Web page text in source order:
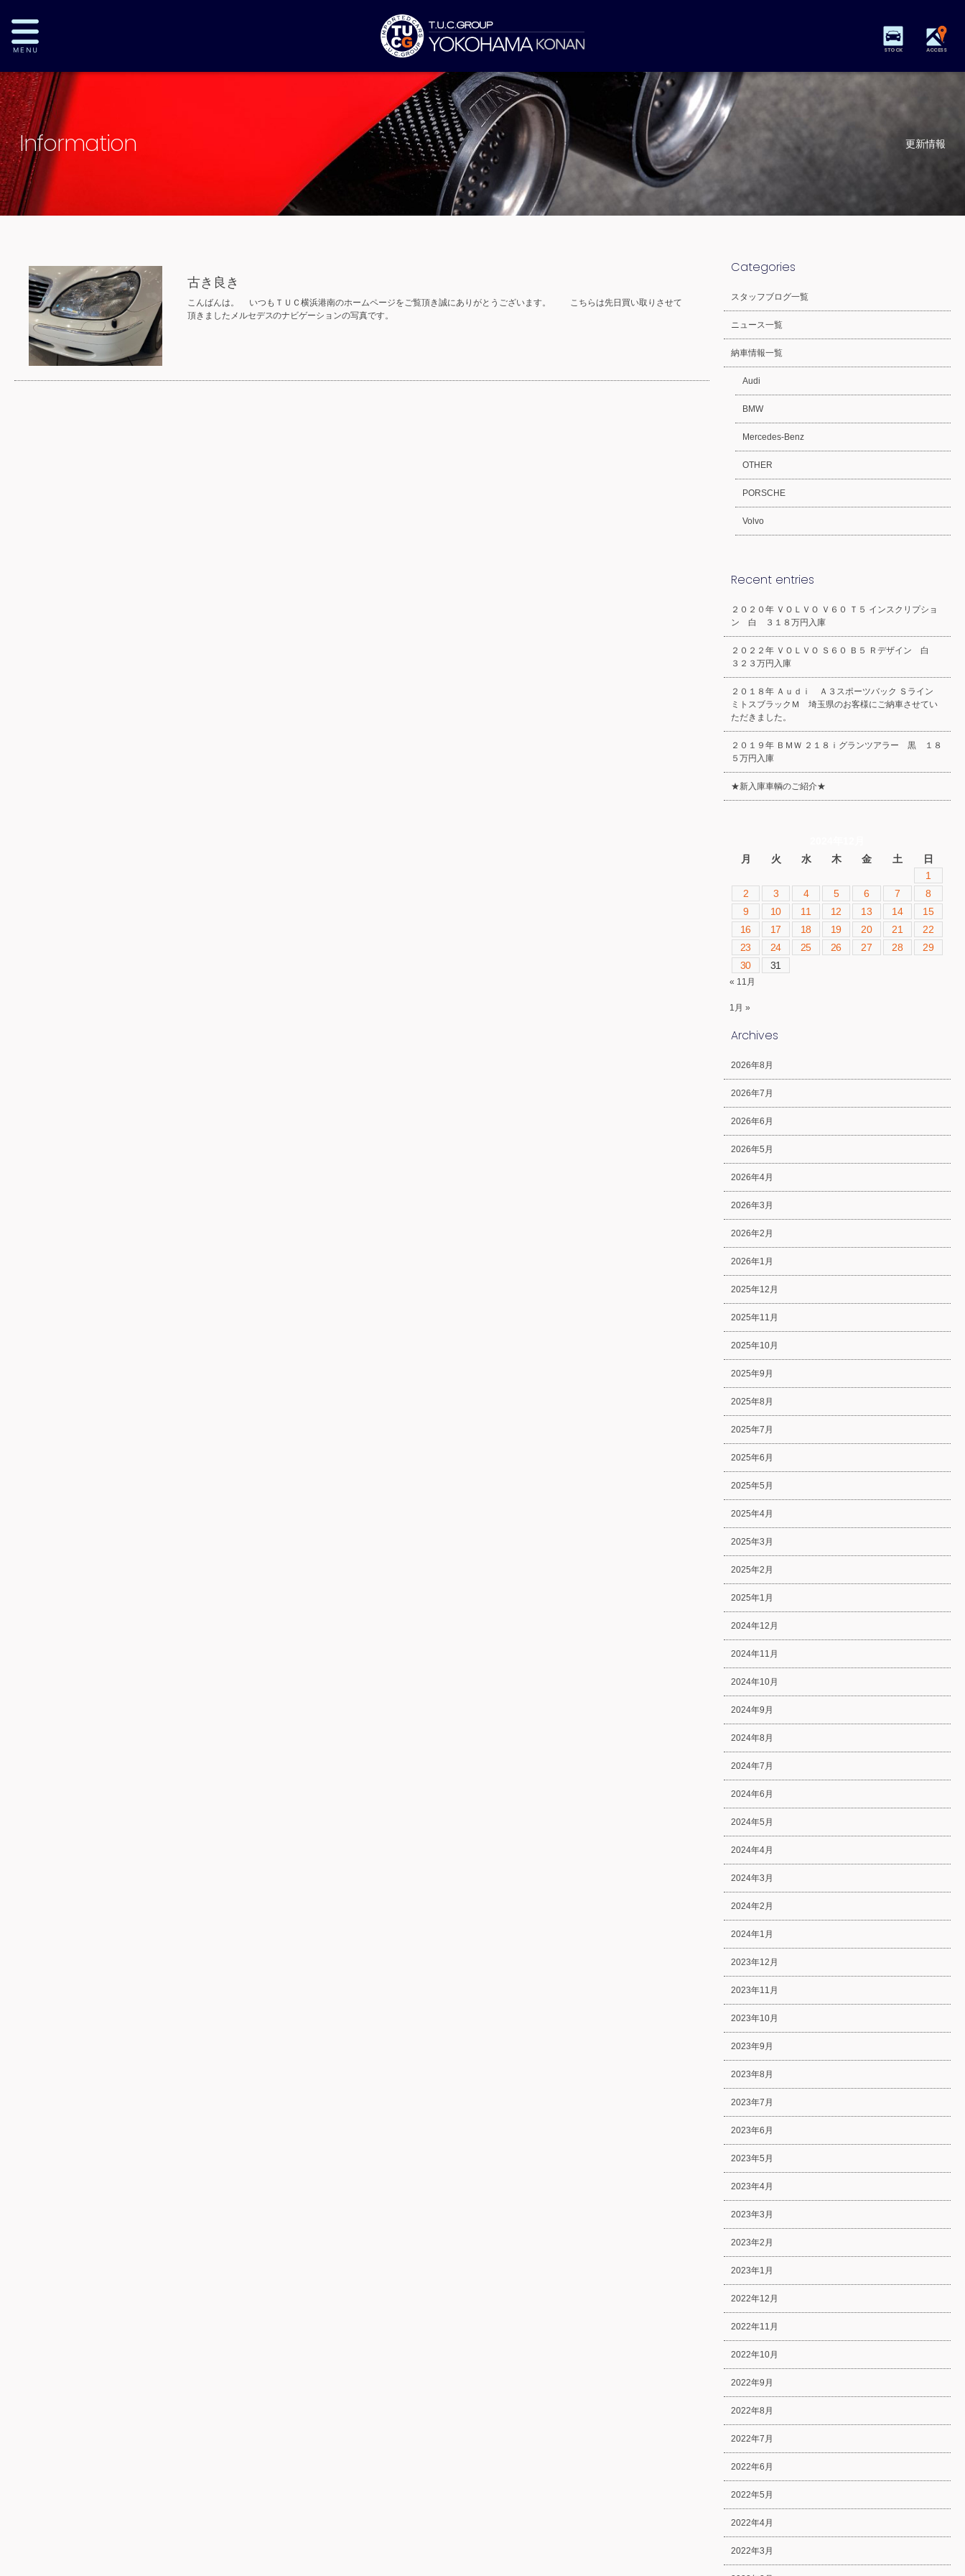
STOCK ACCESS
Information 更新情報
古き良き
こんばんは。 いつもＴＵＣ横浜港南のホームページをご覧頂き誠にありがとうございます。 こちらは先日買い取りさせて
頂きましたメルセデスのナビゲーションの写真です。
Categories
スタッフブログ一覧
ニュース一覧
納車情報一覧
Audi
BMW
Mercedes-Benz
OTHER
PORSCHE
Volvo
Recent entries
２０２０年 ＶＯＬＶＯ Ｖ６０ Ｔ５ インスクリプショ
ン 白 ３１８万円入庫
２０２２年 ＶＯＬＶＯ Ｓ６０ Ｂ５ Ｒデザイン 白
３２３万円入庫
２０１８年 Ａｕｄｉ Ａ３スポーツバック Ｓライン
ミトスブラックＭ 埼玉県のお客様にご納車させてい
ただきました。
２０１９年 ＢＭＷ ２１８ｉグランツアラー 黒 １８
５万円入庫
★新入庫車輌のご紹介★
月
火 水 木 金 土
日
1
2
3 4 5 6 7
8
9
10 11 12 13 14
15
16
17 18 19 20 21
22
23
24 25 26 27 28
29
30
31
« 11月
1月 »
Archives
2026年8月
2026年7月
2026年6月
2026年5月
2026年4月
2026年3月
2026年2月
2026年1月
2025年12月
2025年11月
2025年10月
2025年9月
2025年8月
2025年7月
2025年6月
2025年5月
2025年4月
2025年3月
2025年2月
2025年1月
2024年12月
2024年11月
2024年10月
2024年9月
2024年8月
2024年7月
2024年6月
2024年5月
2024年4月
2024年3月
2024年2月
2024年1月
2023年12月
2023年11月
2023年10月
2023年9月
2023年8月
2023年7月
2023年6月
2023年5月
2023年4月
2023年3月
2023年2月
2023年1月
2022年12月
2022年11月
2022年10月
2022年9月
2022年8月
2022年7月
2022年6月
2022年5月
2022年4月
2022年3月